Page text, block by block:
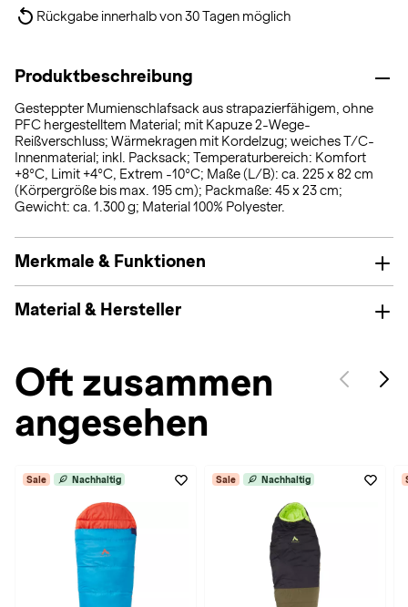
Rückgabe innerhalb von 30 Tagen möglich
Produktbeschreibung
Gesteppter Mumienschlafsack aus strapazierfähigem, ohne
PFC hergestelltem Material; mit Kapuze 2-Wege-
Reißverschluss; Wärmekragen mit Kordelzug; weiches T/C-
Innenmaterial; inkl. Packsack; Temperaturbereich: Komfort
+8°C, Limit +4°C, Extrem -10°C; Maße (L/B): ca. 225 x 82 cm
(Körpergröße bis max. 195 cm); Packmaße: 45 x 23 cm;
Gewicht: ca. 1.300 g; Material 100% Polyester.
Merkmale & Funktionen
Material & Hersteller
Oft zusammen
angesehen
Sale Nachhaltig Sale Nachhaltig